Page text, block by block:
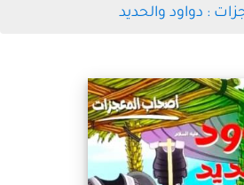
: دواود والحديد